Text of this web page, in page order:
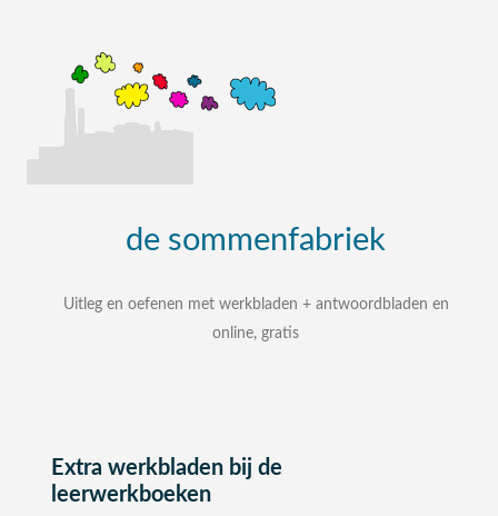
de sommenfabriek
Uitleg en oefenen met werkbladen + antwoordbladen en
online, gratis
Extra werkbladen bij de
leerwerkboeken